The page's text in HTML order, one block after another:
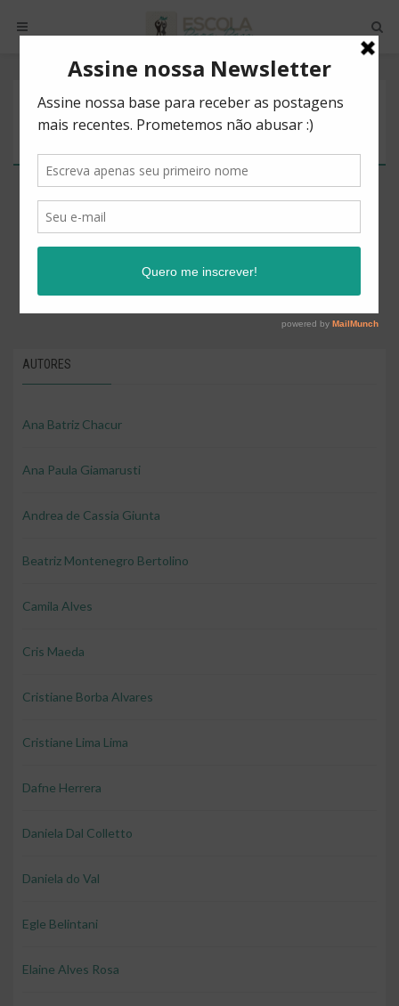
POSTS BY TAG
PERSEVERANÇA
There are no posts to show.
AUTORES
Ana Batriz Chacur
Ana Paula Giamarusti
Andrea de Cassia Giunta
Beatriz Montenegro Bertolino
Camila Alves
Cris Maeda
Cristiane Borba Alvares
Cristiane Lima Lima
Dafne Herrera
Daniela Dal Colletto
Daniela do Val
Egle Belintani
Elaine Alves Rosa